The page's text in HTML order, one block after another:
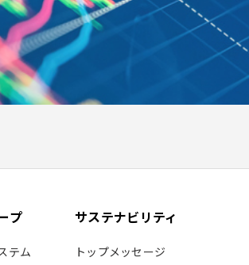
プ
テム
サステナビリティ
トップメッセージ